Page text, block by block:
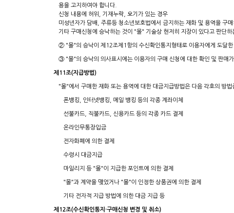
용을 고지하여야 합니다.
신청 내용에 허위, 기재누락, 오기가 있는 경우
미성년자가 담배, 주류등 청소년보호법에서 금지하는 재화 및 용역을 구
기타 구매신청에 승낙하는 것이 "몰" 기술상 현저히 지장이 있다고 판단하
② "몰"의 승낙이 제12조제1항의 수신확인통지형태로 이용자에게 도달한
③ "몰"의 승낙의 의사표시에는 이용자의 구매 신청에 대한 확인 및 판매
제11조(지급방법)
"몰"에서 구매한 재화 또는 용역에 대한 대금지급방법은 다음 각호의 방
폰뱅킹, 인터넷뱅킹, 메일 뱅킹 등의 각종 계좌이체
선불카드, 직불카드, 신용카드 등의 각종 카드 결제
온라인무통장입금
전자화폐에 의한 결제
수령시 대금지급
마일리지 등 "몰"이 지급한 포인트에 의한 결제
"몰"과 계약을 맺었거나 "몰"이 인정한 상품권에 의한 결제
기타 전자적 지급 방법에 의한 대금 지급 등
제12조(수신확인통지·구매신청 변경 및 취소)